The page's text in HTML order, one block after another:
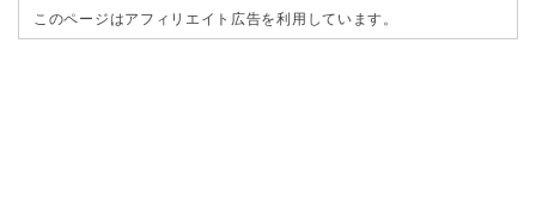
このページはアフィリエイト広告を利用しています。